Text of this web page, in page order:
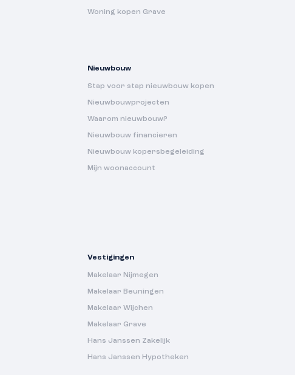
Woning kopen Grave
Nieuwbouw
Stap voor stap nieuwbouw kopen
Nieuwbouwprojecten
Waarom nieuwbouw?
Nieuwbouw financieren
Nieuwbouw kopersbegeleiding
Mijn woonaccount
Vestigingen
Makelaar Nijmegen
Makelaar Beuningen
Makelaar Wijchen
Makelaar Grave
Hans Janssen Zakelijk
Hans Janssen Hypotheken